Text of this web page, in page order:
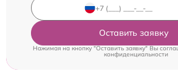
Оставить заявку
Нажимая на кнопку "Оставить заявку" Вы
конфиденциальности